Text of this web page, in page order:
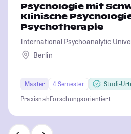
Psychologie mit
Klinische
Psychotherapie
International Psychoanalytic
Berlin
Master 4 Semester
Studi-
PraxisnahForschungsorientiert